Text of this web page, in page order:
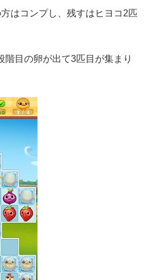
はコンプし、残すはヒヨコ2匹
階目の卵が出て3匹目が集まり